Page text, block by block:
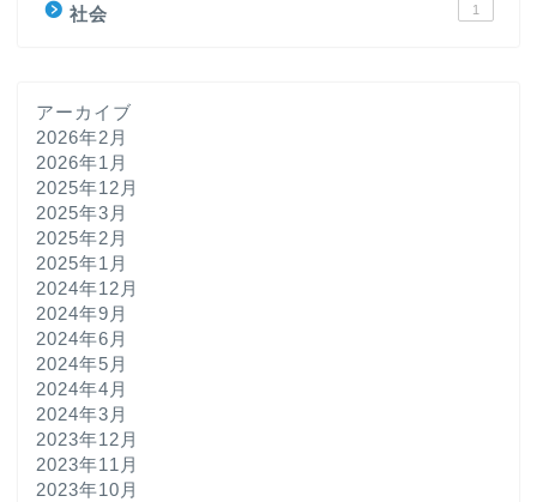
社会 1
アーカイブ
2026年2月
2026年1月
2025年12月
2025年3月
2025年2月
2025年1月
2024年12月
2024年9月
2024年6月
2024年5月
2024年4月
2024年3月
2023年12月
2023年11月
2023年10月